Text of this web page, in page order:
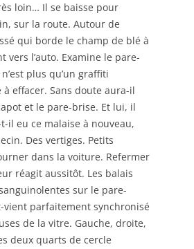
loin… Il se baisse pour
sur la route. Autour de
qui borde le champ de blé à
l’auto. Examine le pare-
plus qu’un graffiti
effacer. Sans doute aura-il
et le pare-brise. Et lui, il
il eu ce malaise à nouveau,
Des vertiges. Petits
dans la voiture. Refermer
réagit aussitôt. Les balais
sur le pare-
vient parfaitement synchronisé
de la vitre. Gauche, droite,
deux quarts de cercle